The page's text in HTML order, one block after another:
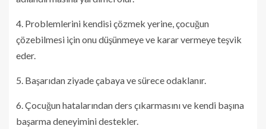
4. Problemlerini kendisi çözmek yerine, çocuğun
çözebilmesi için onu düşünmeye ve karar vermeye teşvik
eder.
5. Başarıdan ziyade çabaya ve sürece odaklanır.
6. Çocuğun hatalarından ders çıkarmasını ve kendi başına
başarma deneyimini destekler.